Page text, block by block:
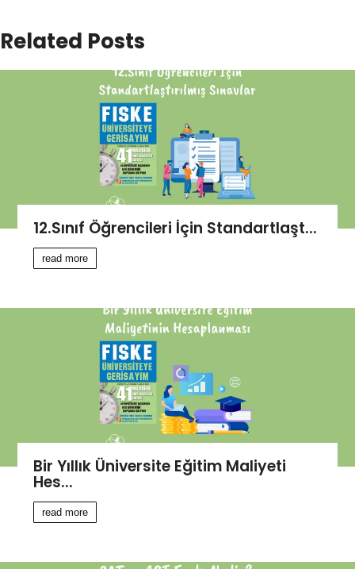
Related Posts
12.Sınıf Öğrencileri İçin Standartlaşt...
read more
Bir Yıllık Üniversite Eğitim Maliyeti
Hes...
read more